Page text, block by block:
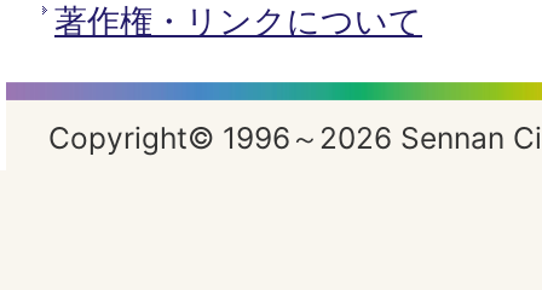
著作権・リンクについて
Copyright© 1996～2026 Sennan